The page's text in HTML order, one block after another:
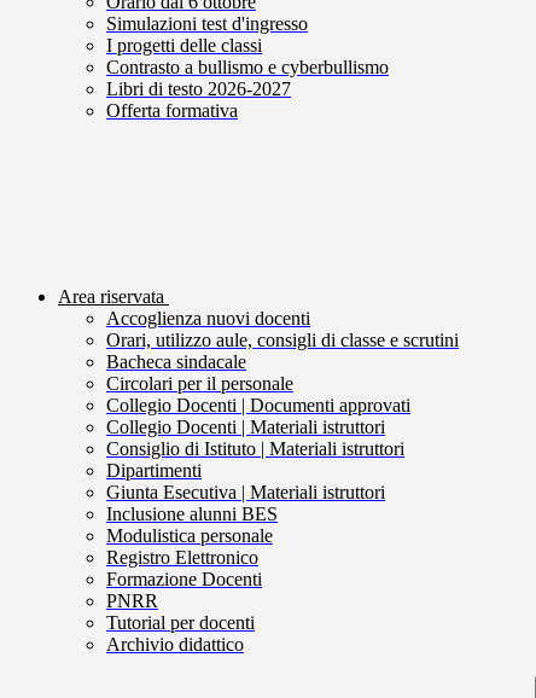
Simulazioni test d'ingresso
I progetti delle classi
Contrasto a bullismo e cyberbullismo
Libri di testo 2026-2027
Offerta formativa
Area riservata
Accoglienza nuovi docenti
Orari, utilizzo aule, consigli di classe e scrutini
Bacheca sindacale
Circolari per il personale
Collegio Docenti | Documenti approvati
Collegio Docenti | Materiali istruttori
Consiglio di Istituto | Materiali istruttori
Dipartimenti
Giunta Esecutiva | Materiali istruttori
Inclusione alunni BES
Modulistica personale
Registro Elettronico
Formazione Docenti
PNRR
Tutorial per docenti
Archivio didattico